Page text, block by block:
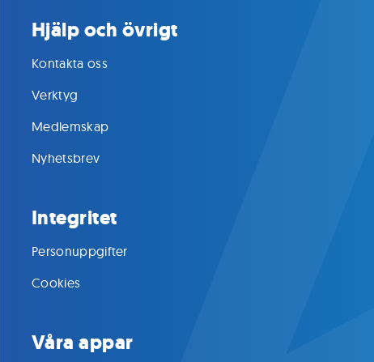
Hjälp och övrigt
Kontakta oss
Verktyg
Medlemskap
Nyhetsbrev
Integritet
Personuppgifter
Cookies
Våra appar